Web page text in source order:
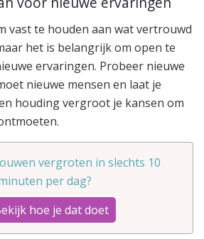
vast te houden aan wat vertrouwd
het is belangrijk om open te
ervaringen. Probeer nieuwe
nieuwe mensen en laat je
houding vergroot je kansen om
vergroten in slechts 10
per dag?
hoe je dat doet